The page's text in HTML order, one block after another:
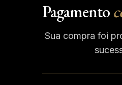
Pagamento
Sua compra foi